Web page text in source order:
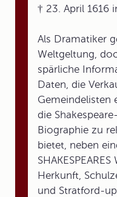
† 23. April 1616
Als Dramatiker
Weltgeltung,
spärliche
Daten, die
Gemeindelisten
die
Biographie zu
bietet, neben
Herkunft,
und Stratford-